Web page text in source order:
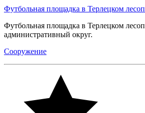
Футбольная площадка в Терлецком
Футбольная площадка в Терлецком
административный округ.
Сооружение